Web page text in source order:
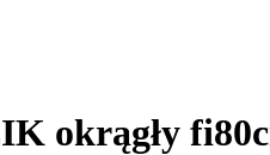
okrągły